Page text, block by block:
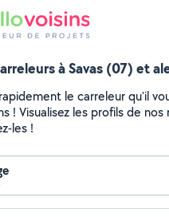
à Savas (07) et
le carreleur qu'il
! Visualisez les profils de
les !